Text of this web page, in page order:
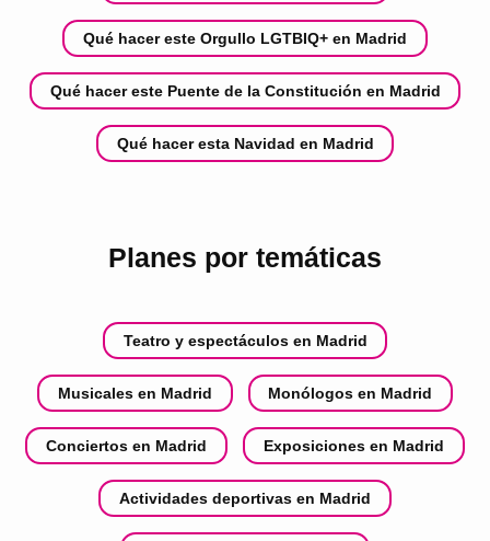
Qué hacer este Orgullo LGTBIQ+ en Madrid
Qué hacer este Puente de la Constitución en Madrid
Qué hacer esta Navidad en Madrid
Planes por temáticas
Teatro y espectáculos en Madrid
Musicales en Madrid Monólogos en Madrid
Conciertos en Madrid Exposiciones en Madrid
Actividades deportivas en Madrid